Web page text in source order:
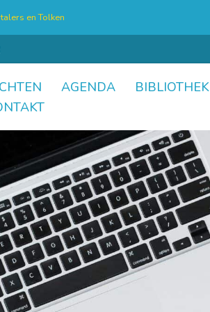
en Tolken
AGENDA
BIBLIOTHEK